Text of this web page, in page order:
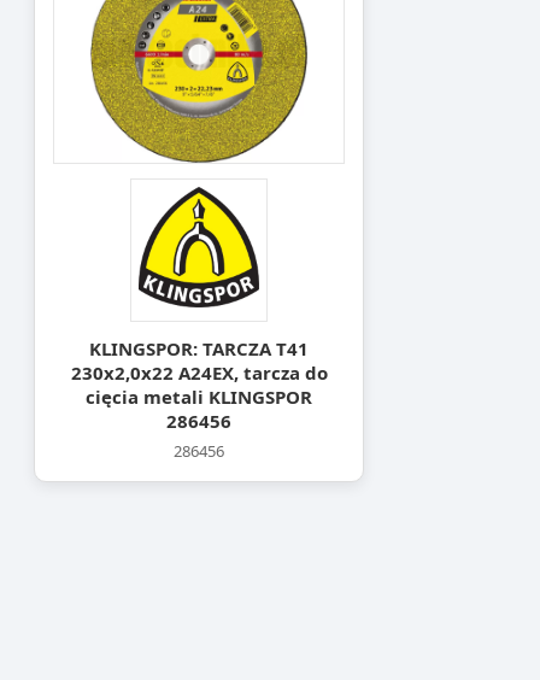
KLINGSPOR: TARCZA T41
230x2,0x22 A24EX, tarcza do
cięcia metali KLINGSPOR
286456
286456